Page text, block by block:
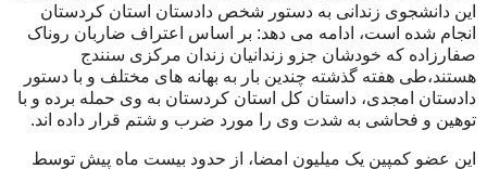
این دانشجوی زندانی به دستور شخص دادستان استان کردستان
انجام شده است، ادامه می دهد: بر اساس اعتراف ضاربان روناک
صفارزاده که خودشان جزو زندانیان زندان مرکزی سنندج
هستند،طی هفته گذشته چندین بار به بهانه های مختلف و با دستور
دادستان امجدی، داستان کل استان کردستان به وی حمله برده و با
توهین و فحاشی به شدت وی را مورد ضرب و شتم قرار داده اند.
این عضو کمپین یک میلیون امضا، از حدود بیست ماه پیش توسط